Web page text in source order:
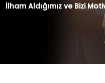
İlham Aldığımız ve Bizi